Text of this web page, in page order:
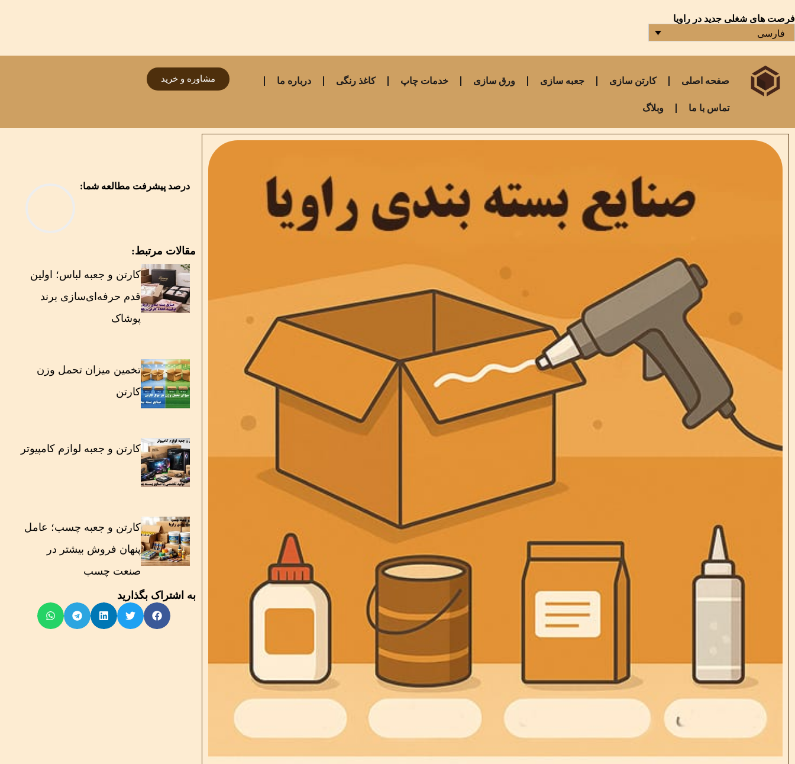
فرصت های شغلی جدید در راویا
فارسی
صفحه اصلی کارتن سازی جعبه سازی ورق سازی خدمات چاپ کاغذ رنگی درباره ما
تماس با ما وبلاگ
مشاوره و خرید
درصد پیشرفت مطالعه شما:
مقالات مرتبط:
کارتن و جعبه لباس؛ اولین
قدم حرفه‌ای‌سازی برند
پوشاک
تخمین میزان تحمل وزن
کارتن
کارتن و جعبه لوازم کامپیوتر
کارتن و جعبه چسب؛ عامل
پنهان فروش بیشتر در
صنعت چسب
به اشتراک بگذارید